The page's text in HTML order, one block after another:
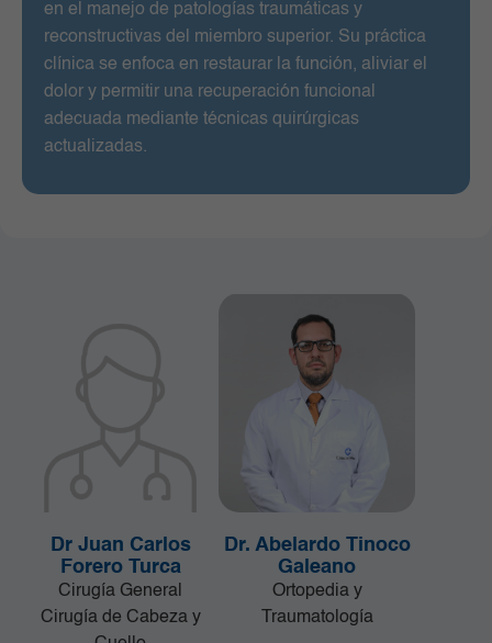
en el manejo de patologías traumáticas y
reconstructivas del miembro superior. Su práctica
clínica se enfoca en restaurar la función, aliviar el
dolor y permitir una recuperación funcional
adecuada mediante técnicas quirúrgicas
actualizadas.
Dr Juan Carlos
Forero Turca
Cirugía General
Cirugía de Cabeza y
Dr. Abelardo Tinoco
Galeano
Ortopedia y
Traumatología